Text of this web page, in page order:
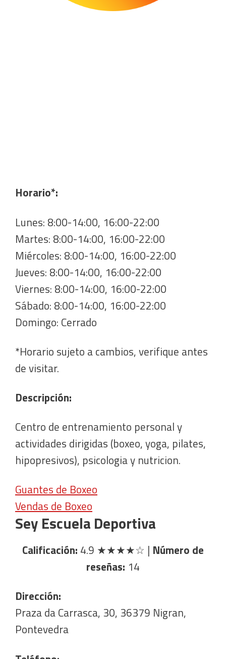
Horario*:
Lunes: 8:00-14:00, 16:00-22:00
Martes: 8:00-14:00, 16:00-22:00
Miércoles: 8:00-14:00, 16:00-22:00
Jueves: 8:00-14:00, 16:00-22:00
Viernes: 8:00-14:00, 16:00-22:00
Sábado: 8:00-14:00, 16:00-22:00
Domingo: Cerrado
*Horario sujeto a cambios, verifique antes
de visitar.
Descripción:
Centro de entrenamiento personal y
actividades dirigidas (boxeo, yoga, pilates,
hipopresivos), psicologia y nutricion.
Guantes de Boxeo
Vendas de Boxeo
Sey Escuela Deportiva
Calificación: 4.9 ★★★★☆ | Número de
reseñas: 14
Dirección:
Praza da Carrasca, 30, 36379 Nigran,
Pontevedra